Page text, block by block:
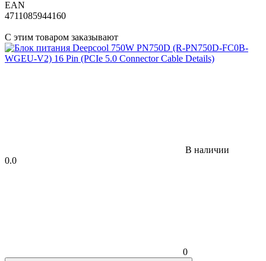
EAN
4711085944160
С этим товаром заказывают
В наличии
0.0
0